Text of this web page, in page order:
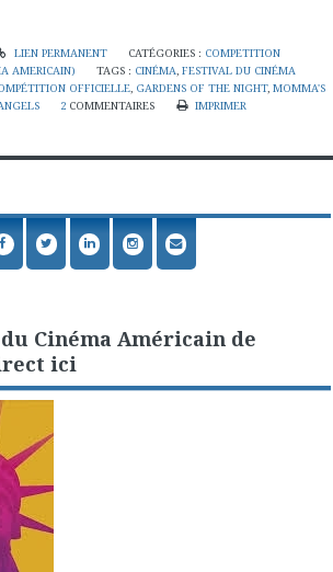
LIEN PERMANENT CATÉGORIES : COMPETITION
AMERICAIN)
TAGS : CINÉMA ,FESTIVAL DU CINÉMA
OFFICIELLE GARDENS OF THE NIGHT, MOMMA'S
2 COMMENTAIRES
IMPRIMER
Cinéma Américain de
ici